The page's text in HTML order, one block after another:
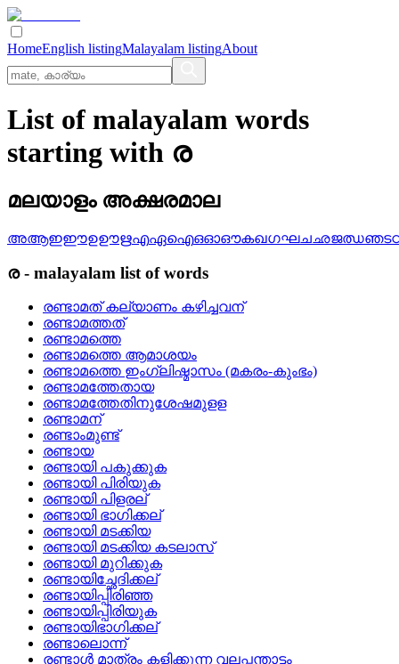
HomeEnglish listingMalayalam listingAbout
List of malayalam words
starting with ര
മലയാളം അക്ഷരമാല
അആഇഈഉഊഋഎഏഐഒഓഔകഖഗഘചഛജഝഞട
ര- malayalam list of words
രണ്ടാമത്‌ കല്യാണം കഴിച്ചവന്
രണ്ടാമത്തത്
രണ്ടാമത്തെ
രണ്ടാമത്തെ ആമാശയം
രണ്ടാമത്തെ ഇംഗ്ലിഷ്മാസം (മകരം-കുംഭം)
രണ്ടാമത്തേതായ
രണ്ടാമത്തേതിനുശേഷമുളള
രണ്ടാമന്
രണ്ടാംമുണ്ട്
രണ്ടായ
രണ്ടായി പകുക്കുക
രണ്ടായി പിരിയുക
രണ്ടായി പിളരല്
രണ്ടായി ഭാഗിക്കല്
രണ്ടായി മടക്കിയ
രണ്ടായി മടക്കിയ കടലാസ്
രണ്ടായി മുറിക്കുക
രണ്ടായിച്ഛേദിക്കല്
രണ്ടായിപ്പിരിഞ്ഞ
രണ്ടായിപ്പിരിയുക
രണ്ടായിഭാഗിക്കല്
രണ്ടാലൊന്ന്
രണ്ടാള്‍ മാത്രം കളിക്കുന്ന വലപ്പന്താട്ടം